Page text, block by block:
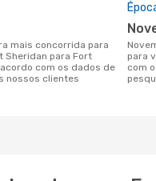
Sheridan para Fort
com os dados de
nossos clientes
novembro é o tempo menos concorrido
para
com